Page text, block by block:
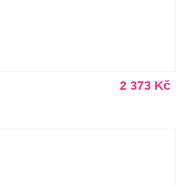
2 373 Kč